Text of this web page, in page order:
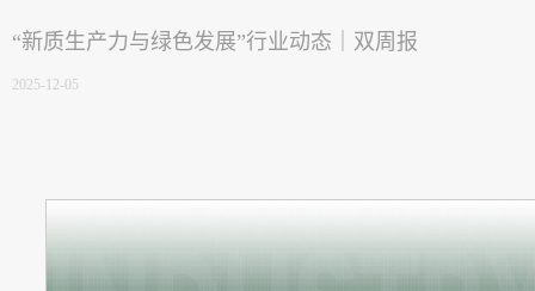
“新质生产力与绿色发展”行业动态｜双周报
2025-12-05